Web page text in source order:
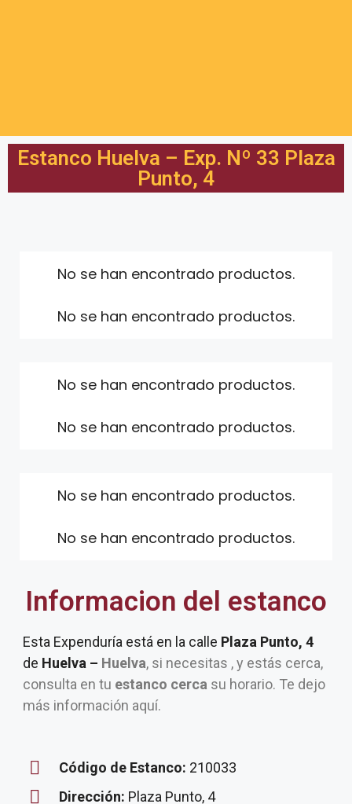
Estanco Huelva – Exp. Nº 33 Plaza
Punto, 4
No se han encontrado productos.
No se han encontrado productos.
No se han encontrado productos.
No se han encontrado productos.
No se han encontrado productos.
No se han encontrado productos.
Informacion del estanco
Esta Expenduría está en la calle Plaza Punto, 4
de Huelva – Huelva, si necesitas , y estás cerca,
consulta en tu estanco cerca su horario. Te dejo
más información aquí.
Código de Estanco: 210033
Dirección: Plaza Punto, 4